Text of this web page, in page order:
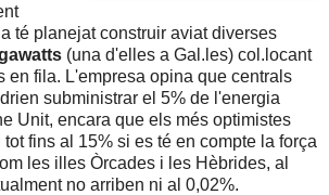
té planejat construir aviat diverses
(una d'elles a Gal.les) col.locant
en fila. L'empresa opina que centrals
subministrar el 5% de l'energia
Unit, encara que els més optimistes
fins al 15% si es té en compte la força
les illes Òrcades i les Hèbrides, al
no arriben ni al 0,02%.